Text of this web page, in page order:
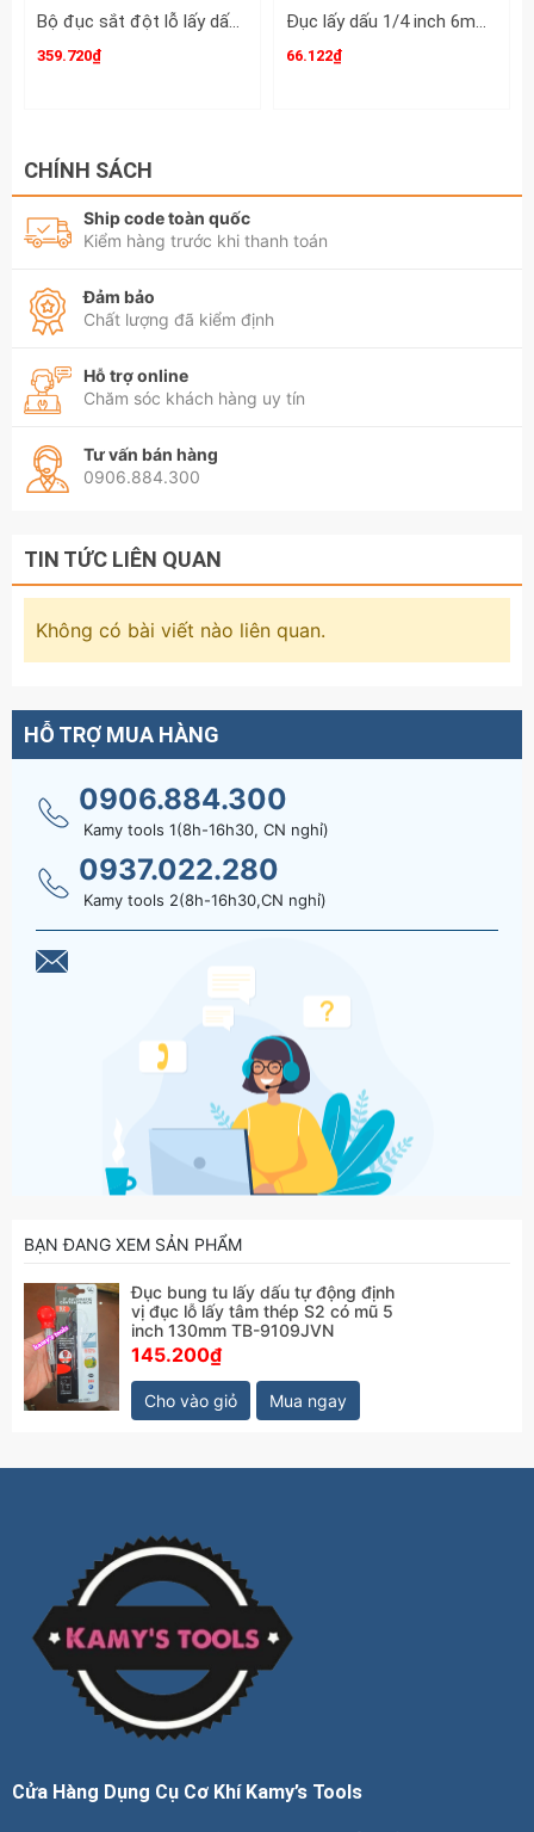
Bộ đục sắt đột lỗ lấy dấu 12 chi tiết Wadfow WCC8312
359.720₫
Đục lấy dấu 1/4 inch 6mm Stanley 16-227
66.122₫
CHÍNH SÁCH
Ship code toàn quốc
Kiểm hàng trước khi thanh toán
Đảm bảo
Chất lượng đã kiểm định
Hỗ trợ online
Chăm sóc khách hàng uy tín
Tư vấn bán hàng
0906.884.300
TIN TỨC LIÊN QUAN
Không có bài viết nào liên quan.
HỖ TRỢ MUA HÀNG
0906.884.300
Kamy tools 1(8h-16h30, CN nghỉ)
0937.022.280
Kamy tools 2(8h-16h30,CN nghỉ)
BẠN ĐANG XEM SẢN PHẨM
Đục bung tu lấy dấu tự động định
vị đục lỗ lấy tâm thép S2 có mũ 5
inch 130mm TB-9109JVN
145.200₫
Cho vào giỏ Mua ngay
Cửa Hàng Dụng Cụ Cơ Khí Kamy’s Tools